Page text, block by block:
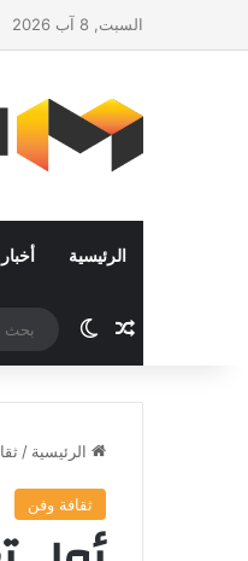
السبت, 8 آب 2026
الرئيسية
مقال عشوائي
الوضع
الرئيسية /
ثقافة وفن